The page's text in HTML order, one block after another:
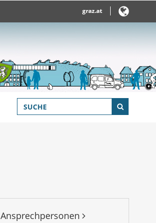
graz.at
Ansprechpersonen